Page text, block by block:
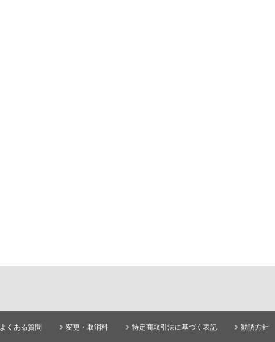
よくある質問 変更・取消料 特定商取引法に基づく表記 勧誘方針